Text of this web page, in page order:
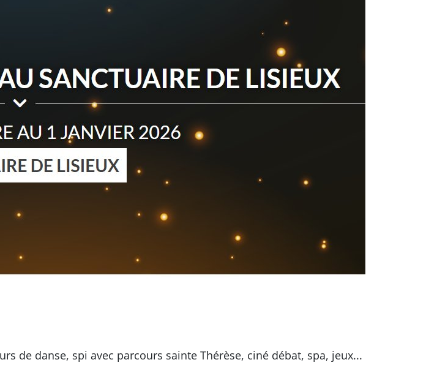
de danse, spi avec parcours sainte Thérèse, ciné débat, spa, jeux...